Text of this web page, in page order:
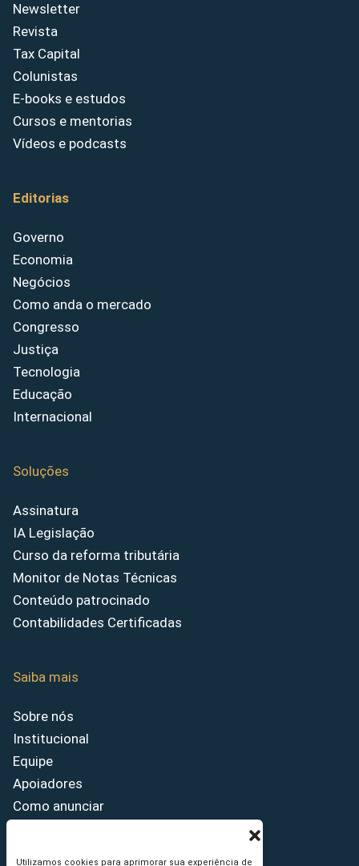
Utilizamos cookies para aprimorar sua experiência de
Newsletter
Revista
Tax Capital
Colunistas
E-books e estudos
Cursos e mentorias
Vídeos e podcasts
Editorias
Governo
Economia
Negócios
Como anda o mercado
Congresso
Justiça
Tecnologia
Educação
Internacional
Soluções
Assinatura
IA Legislação
Curso da reforma tributária
Monitor de Notas Técnicas
Conteúdo patrocinado
Contabilidades Certificadas
Saiba mais
Sobre nós
Institucional
Equipe
Apoiadores
Como anunciar